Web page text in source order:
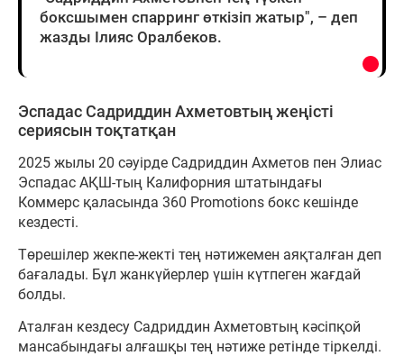
боксшымен спарринг өткізіп жатыр", – деп
жазды Ілияс Оралбеков.
Эспадас Садриддин Ахметовтың жеңісті
сериясын тоқтатқан
2025 жылы 20 сәуірде Садриддин Ахметов пен Элиас
Эспадас АҚШ-тың Калифорния штатындағы
Коммерс қаласында 360 Promotions бокс кешінде
кездесті.
Төрешілер жекпе-жекті тең нәтижемен аяқталған деп
бағалады. Бұл жанкүйерлер үшін күтпеген жағдай
болды.
Аталған кездесу Садриддин Ахметовтың кәсіпқой
мансабындағы алғашқы тең нәтиже ретінде тіркелді.